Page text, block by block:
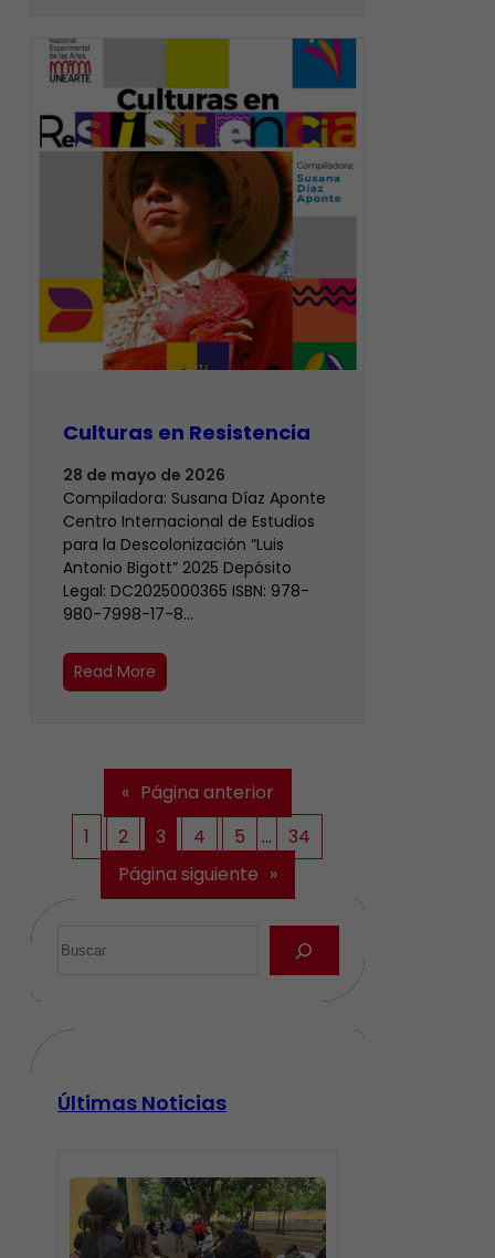
Culturas en Resistencia
28 de mayo de 2026
Compiladora: Susana Díaz Aponte
Centro Internacional de Estudios
para la Descolonización “Luis
Antonio Bigott” 2025 Depósito
Legal: DC2025000365 ISBN: 978-
980-7998-17-8…
Read More
« Página anterior
1
2 3 4 5 …
34
Página siguiente »
Últimas Noticias